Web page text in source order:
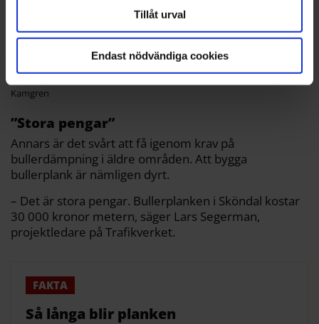
Tillåt urval
Endast nödvändiga cookies
800 av 1324 meter bullerplank är på plats vid Tyresövägen i höjd med
Norra Sköndal. Resten byggs färdigt i sommar och höst.
Mattias
Kamgren
”Stora pengar”
Annars är det svårt att få igenom krav på
bullerdämpning i äldre områden. Att bygga
bullerplank är nämligen dyrt.
– Det är stora pengar. Bullerplanken i Sköndal kostar
30 000 kronor metern, säger Lars Segerman,
projektledare på Trafikverket.
Så långa blir planken